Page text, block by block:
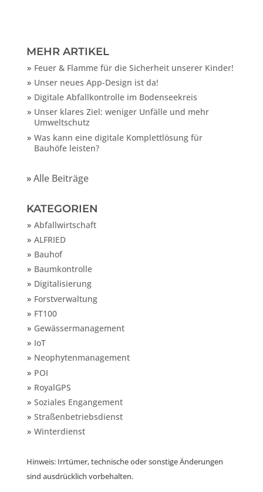
MEHR ARTIKEL
Feuer & Flamme für die Sicherheit unserer Kinder!
Unser neues App-Design ist da!
Digitale Abfallkontrolle im Bodenseekreis
Unser klares Ziel: weniger Unfälle und mehr
Umweltschutz
Was kann eine digitale Komplettlösung für
Bauhöfe leisten?
»Alle Beiträge
KATEGORIEN
Abfallwirtschaft
ALFRIED
Bauhof
Baumkontrolle
Digitalisierung
Forstverwaltung
FT100
Gewässermanagement
IoT
Neophytenmanagement
POI
RoyalGPS
Soziales Engangement
Straßenbetriebsdienst
Winterdienst
Hinweis: Irrtümer, technische oder sonstige Änderungen
sind ausdrücklich vorbehalten.